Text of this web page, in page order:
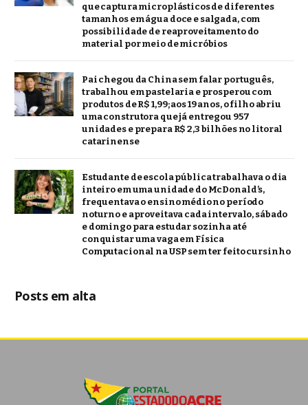
que captura microplásticos de diferentes
tamanhos em água doce e salgada, com
possibilidade de reaproveitamento do
material por meio de micróbios
Pai chegou da China sem falar português,
trabalhou em pastelaria e prosperou com
produtos de R$ 1,99; aos 19 anos, o filho abriu
uma construtora que já entregou 957
unidades e prepara R$ 2,3 bilhões no litoral
catarinense
Estudante de escola pública trabalhava o dia
inteiro em uma unidade do McDonald’s,
frequentava o ensino médio no período
noturno e aproveitava cada intervalo, sábado
e domingo para estudar sozinha até
conquistar uma vaga em Física
Computacional na USP sem ter feito cursinho
Posts em alta